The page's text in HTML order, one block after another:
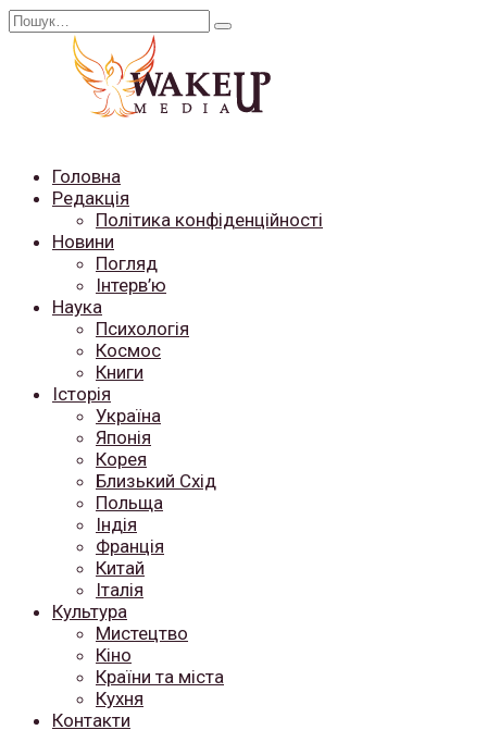
Перейти
Search
Головна
Редакція
Політика конфіденційності
Новини
Погляд
Інтерв’ю
Наука
Психологія
Космос
Книги
Історія
Україна
Японія
Корея
Близький Схід
Польща
Індія
Франція
Китай
Італія
Культура
Мистецтво
Кіно
Країни та міста
Кухня
Контакти